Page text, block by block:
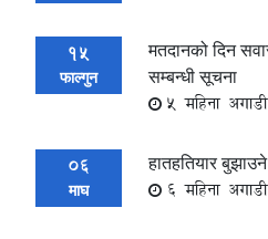
15
फाल्गुन
मतदानको दिन
सम्बन्धी सूचना
5 महिना अगाडी
06
माघ
हातहतियार
6 महिना अगाडी